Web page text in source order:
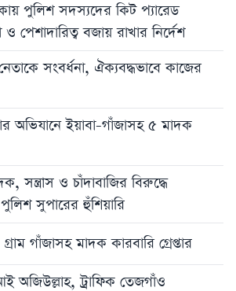
পুলিশ সদস্যদের কিট প্যারেড
পেশাদারিত্ব বজায় রাখার নির্দেশ
সংবর্ধনা, ঐক্যবদ্ধভাবে কাজের
অভিযানে ইয়াবা-গাঁজাসহ ৫ মাদক
সন্ত্রাস ও চাঁদাবাজির বিরুদ্ধে
সুপারের হুঁশিয়ারি
গাঁজাসহ মাদক কারবারি গ্রেপ্তার
অজিউল্লাহ, ট্রাফিক তেজগাঁও